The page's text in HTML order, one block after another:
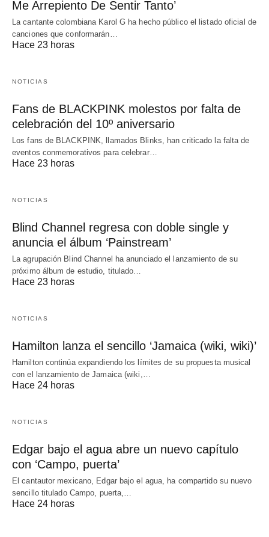
Me Arrepiento De Sentir Tanto’
La cantante colombiana Karol G ha hecho público el listado oficial de
canciones que conformarán…
Hace 23 horas
NOTICIAS
Fans de BLACKPINK molestos por falta de
celebración del 10º aniversario
Los fans de BLACKPINK, llamados Blinks, han criticado la falta de
eventos conmemorativos para celebrar…
Hace 23 horas
NOTICIAS
Blind Channel regresa con doble single y
anuncia el álbum ‘Painstream’
La agrupación Blind Channel ha anunciado el lanzamiento de su
próximo álbum de estudio, titulado…
Hace 23 horas
NOTICIAS
Hamilton lanza el sencillo ‘Jamaica (wiki, wiki)’
Hamilton continúa expandiendo los límites de su propuesta musical
con el lanzamiento de Jamaica (wiki,…
Hace 24 horas
NOTICIAS
Edgar bajo el agua abre un nuevo capítulo
con ‘Campo, puerta’
El cantautor mexicano, Edgar bajo el agua, ha compartido su nuevo
sencillo titulado Campo, puerta,…
Hace 24 horas